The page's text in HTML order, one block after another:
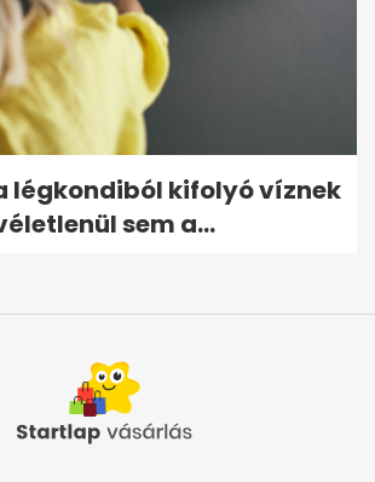
légkondiból kifolyó víznek
sem a...